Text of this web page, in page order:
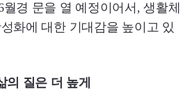
경 문을 열 예정이어서, 생활체
화에 대한 기대감을 높이고 있
의 질은 더 높게